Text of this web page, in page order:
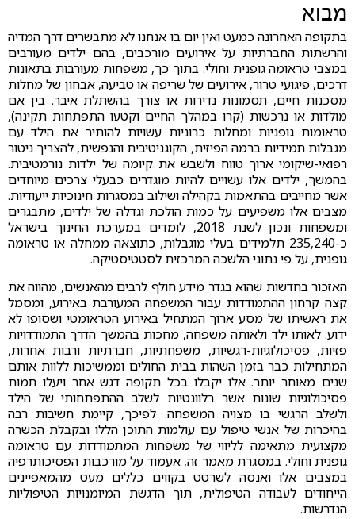
מבוא
בתקופה האחרונה כמעט ואין יום בו אנחנו לא מתבשרים דרך המדיה
והרשתות החברתיות על אירועים מורכבים, בהם ילדים מעורבים
במצבי טראומה גופנית וחולי. בתוך כך, משפחות מעורבות בתאונות
דרכים, פיגועי טרור, אירועים של שריפה או טביעה, אבחון של מחלות
מסכנות חיים, תסמונות נדירות או צורך בהשתלת איבר. בין אם
מולדות או נרכשות (קרו במהלך החיים וקטעו התפתחות תקינה),
טראומות גופניות ומחלות כרוניות עשויות להותיר את הילד עם
מגבלות תמידיות ברמה הפיזית, הקוגניטיבית והנפשית, להצריך ניטור
רפואי-שיקומי ארוך טווח ולשבש את קיומה של ילדות נורמטיבית.
בהמשך, ילדים אלו עשויים להיות מוגדרים כבעלי צרכים מיוחדים
אשר מחייבים בהתאמות בקהילה ושילוב במסגרות חינוכיות ייעודיות.
מצבים אלו משפיעים על כמות הולכת וגדלה של ילדים, מתבגרים
ומשפחות ונכון לשנת 2018, לומדים במערכת החינוך בישראל
כ-235,240 תלמידים בעלי מוגבלות, כתוצאה ממחלה או טראומה
גופנית, על פי נתוני הלשכה המרכזית לסטטיסטיקה.
האזכור בחדשות שהוא בגדר מידע חולף לרבים מהאנשים, מהווה את
קצה קרחון ההתמודדות עבור המשפחה המעורבת באירוע, ומסמל
את ראשיתו של מסע ארוך המתחיל באירוע הטראומטי ושסופו לא
ידוע. לאותו ילד ולאותה משפחה, מחכות בהמשך הדרך התמודדויות
פזיות, פסיכולוגיות-רגשיות, משפחתיות, חברתיות ורבות אחרות,
המתחילות כבר בזמן השהות בבית החולים וממשיכות ללוות אותם
שנים מאוחר יותר. אלו יקבלו בכל תקופה דגש אחר ויעלו תמות
פסיכולוגיות שונות אשר רלוונטיות לשלב ההתפתחותי של הילד
ולשלב הרגשי בו מצויה המשפחה. לפיכך, קיימת חשיבות רבה
בהיכרות של אנשי טיפול עם עולמות התוכן הללו ובקבלת הכשרה
מקצועית מתאימה לליווי של משפחות המתמודדות עם טראומה
גופנית וחולי. במסגרת מאמר זה, אעמוד על מורכבות הפסיכותרפיה
במצבים אלו ואנסה לשרטט בקווים כללים מעט מהמאפיינים
הייחודים לעבודה הטיפולית, תוך הדגשת המיומנויות הטיפוליות
הנדרשות.